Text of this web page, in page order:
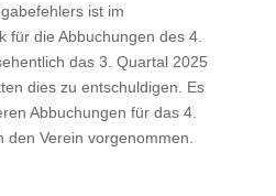
ist im
für die Abbuchungen des 4.
das 3. Quartal 2025
dies zu entschuldigen. Es
Abbuchungen für das 4.
den Verein vorgenommen.